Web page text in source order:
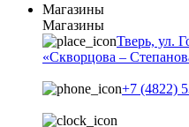
Магазины
Магазины
Тверь, ул.
«Скворцова –
+7 (4822)